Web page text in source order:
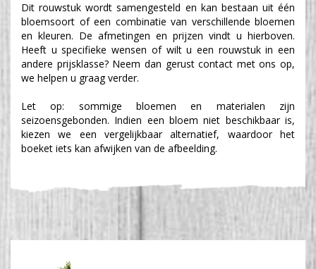
Dit rouwstuk wordt samengesteld en kan bestaan uit één
bloemsoort of een combinatie van verschillende bloemen
en kleuren. De afmetingen en prijzen vindt u hierboven.
Heeft u specifieke wensen of wilt u een rouwstuk in een
andere prijsklasse? Neem dan gerust contact met ons op,
we helpen u graag verder.
Let op: sommige bloemen en materialen zijn
seizoensgebonden. Indien een bloem niet beschikbaar is,
kiezen we een vergelijkbaar alternatief, waardoor het
boeket iets kan afwijken van de afbeelding.